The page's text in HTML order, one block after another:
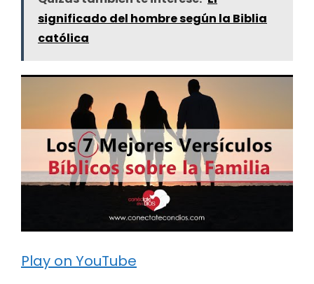
significado del hombre según la Biblia
católica
Play on YouTube